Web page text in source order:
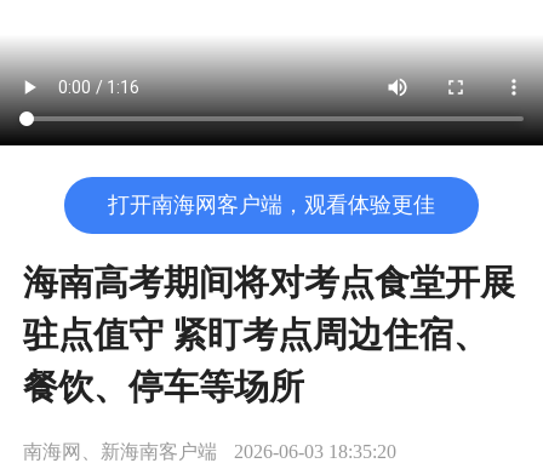
打开南海网客户端，观看体验更佳
海南高考期间将对考点食堂开展
驻点值守 紧盯考点周边住宿、
餐饮、停车等场所
南海网、新海南客户端 2026-06-03 18:35:20